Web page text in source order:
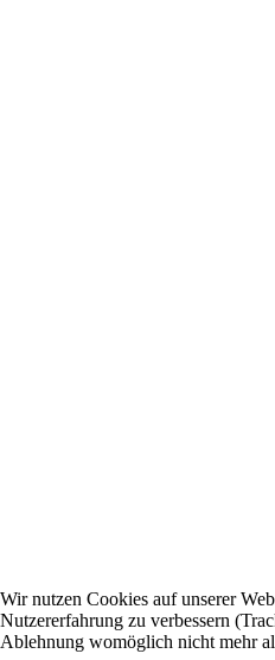
Wir nutzen Cookies auf unserer
Nutzererfahrung zu verbessern
Ablehnung womöglich nicht mehr